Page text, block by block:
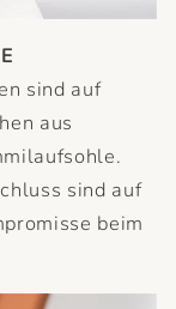
sind auf
aus
sind auf
beim